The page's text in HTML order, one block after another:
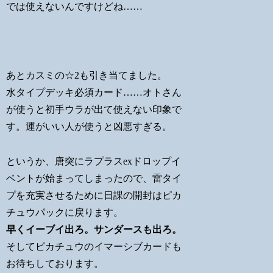
では使えないんですけどね……
あとカスミの☆2も引き当てました。
水タイプデッキ必須カード……オトさん
が使うと初手ウラが出て使えない印象で
す。運がいい人が使うと凶悪すぎる。
というか、唐突にラプラスexドロップイ
ベントが始まってしまったので、雷タイ
プを充実させるために日課の開封はピカ
チュウパックに戻ります。
早くイーブイ出ろ。サンダースも出ろ。
そしてピカチュウのイマーシブカードも
お待ちしております。